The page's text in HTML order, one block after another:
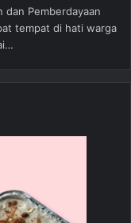
dan Pemberdayaan
tempat di hati warga